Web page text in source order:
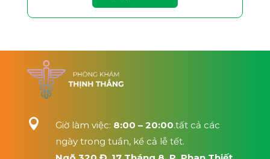
 Giờ làm việc: 8:00 – 20:00.tất cả các
ngày trong tuần, kể cả lễ tết.